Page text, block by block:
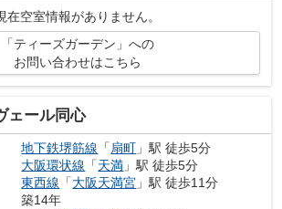
在空室情報がありません。
「ティーズガーデン」への
お問い合わせはこちら
ェール同心
地下鉄堺筋線 「扇町 」駅 徒歩5分
大阪環状線 「天満 」駅 徒歩5分
東西線 「大阪天満宮 」駅 徒歩11分
築14年